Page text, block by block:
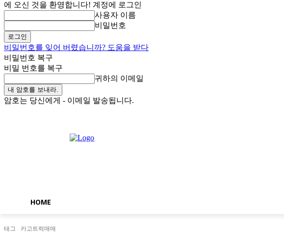
에 오신 것을 환영합니다! 계정에 로그인
사용자 이름
비밀번호
비밀번호를 잊어 버렸습니까? 도움을 받다
비밀번호 복구
비밀 번호를 복구
귀하의 이메일
암호는 당신에게 - 이메일 발송됩니다.
HOME
태그 카고트럭매매